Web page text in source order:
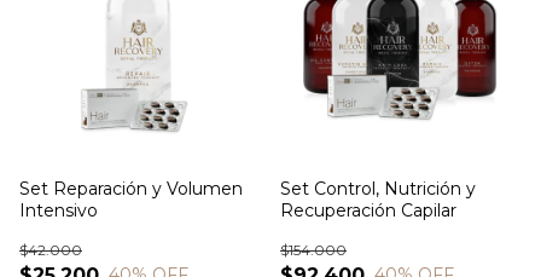
Set Reparación y Volumen
Intensivo
$42.000
Set Control, Nutrición y
Recuperación Capilar
$154.000